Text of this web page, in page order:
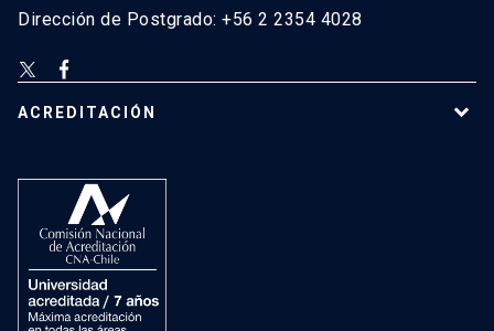
Dirección de Postgrado: +56 2 2354 4028
ACREDITACIÓN